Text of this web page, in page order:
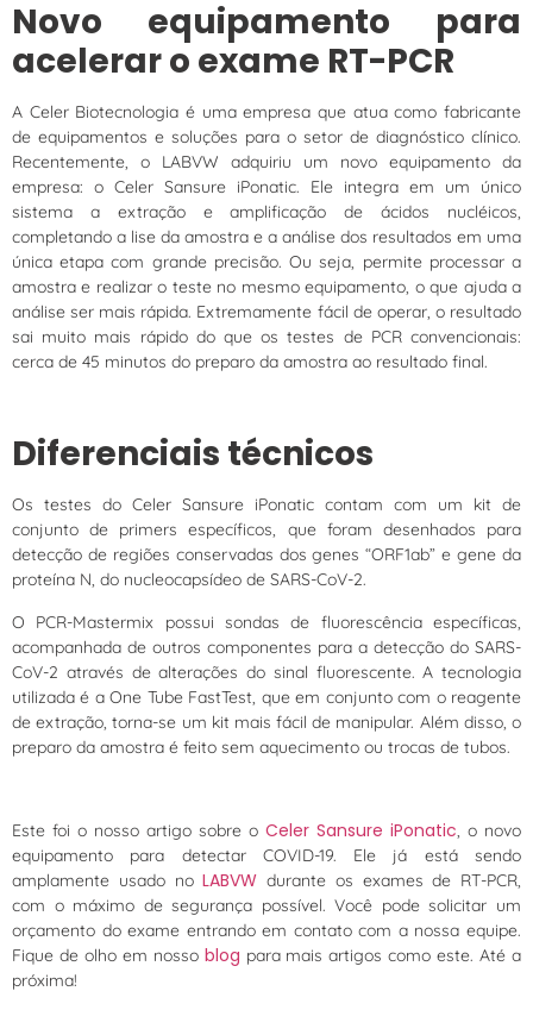
Novo equipamento para
acelerar o exame RT-PCR
A Celer Biotecnologia é uma empresa que atua como fabricante
de equipamentos e soluções para o setor de diagnóstico clínico.
Recentemente, o LABVW adquiriu um novo equipamento da
empresa: o Celer Sansure iPonatic. Ele integra em um único
sistema a extração e amplificação de ácidos nucléicos,
completando a lise da amostra e a análise dos resultados em uma
única etapa com grande precisão. Ou seja, permite processar a
amostra e realizar o teste no mesmo equipamento, o que ajuda a
análise ser mais rápida. Extremamente fácil de operar, o resultado
sai muito mais rápido do que os testes de PCR convencionais:
cerca de 45 minutos do preparo da amostra ao resultado final.
Diferenciais técnicos
Os testes do Celer Sansure iPonatic contam com um kit de
conjunto de primers específicos, que foram desenhados para
detecção de regiões conservadas dos genes “ORF1ab” e gene da
proteína N, do nucleocapsídeo de SARS-CoV-2.
O PCR-Mastermix possui sondas de fluorescência específicas,
acompanhada de outros componentes para a detecção do SARS-
CoV-2 através de alterações do sinal fluorescente. A tecnologia
utilizada é a One Tube FastTest, que em conjunto com o reagente
de extração, torna-se um kit mais fácil de manipular. Além disso, o
preparo da amostra é feito sem aquecimento ou trocas de tubos.
Este foi o nosso artigo sobre o Celer Sansure iPonatic, o novo
equipamento para detectar COVID-19. Ele já está sendo
amplamente usado noLABVW durante os exames de RT-PCR,
com o máximo de segurança possível. Você pode solicitar um
orçamento do exame entrando em contato com a nossa equipe.
Fique de olho em nosso blog para mais artigos como este. Até a
próxima!